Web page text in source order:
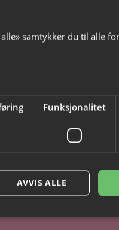
samtykker du til alle
Funksjonalitet
AVVIS ALLE